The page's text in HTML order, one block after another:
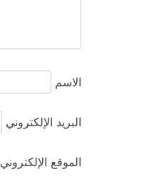
الاسم
البريد الإلكتروني
الموقع الإلكتروني